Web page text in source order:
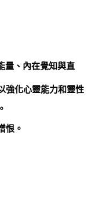
量、內在覺知與直
強化心靈能力和靈性
恨。